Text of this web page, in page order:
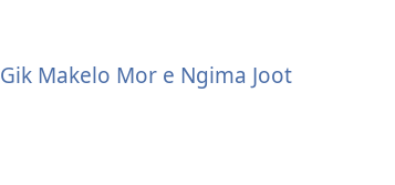
Gik Makelo Mor e Ngima Joot